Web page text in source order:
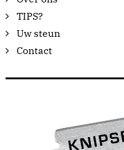
TIPS?
Uw steun
Contact